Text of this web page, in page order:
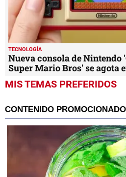
TECNOLOGÍA
Nueva consola de Nintendo
Super Mario Bros' se agota
MIS TEMAS PREFERIDOS